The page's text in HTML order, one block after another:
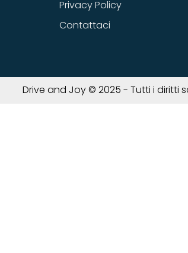
Privacy Policy
Contattaci
Drive and Joy © 2025 - Tutti i diritti